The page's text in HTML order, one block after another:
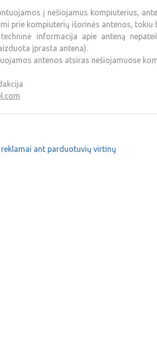
į nešiojamus kompiuterius,
prie kompiuterių išorinės antenos,
techninė informacija apie anteną
įprasta antena).
antenos atsiras nešiojamuose
reklamai ant parduotuvių virtinų